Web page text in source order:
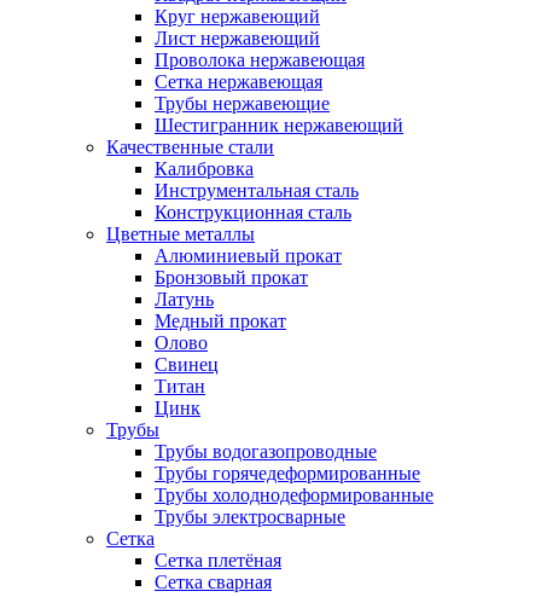
Круг нержавеющий
Лист нержавеющий
Проволока нержавеющая
Сетка нержавеющая
Трубы нержавеющие
Шестигранник нержавеющий
Качественные стали
Калибровка
Инструментальная сталь
Конструкционная сталь
Цветные металлы
Алюминиевый прокат
Бронзовый прокат
Латунь
Медный прокат
Олово
Свинец
Титан
Цинк
Трубы
Трубы водогазопроводные
Трубы горячедеформированные
Трубы холоднодеформированные
Трубы электросварные
Сетка
Сетка плетёная
Сетка сварная